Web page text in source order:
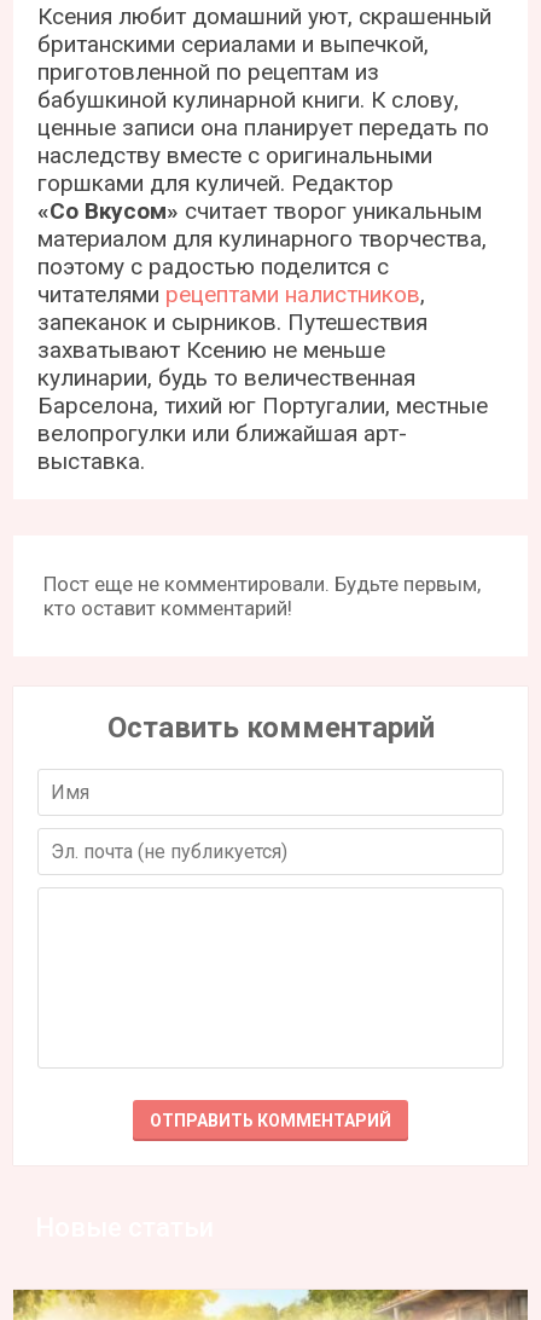
Ксения любит домашний уют, скрашенный
британскими сериалами и выпечкой,
приготовленной по рецептам из
бабушкиной кулинарной книги. К слову,
ценные записи она планирует передать по
наследству вместе с оригинальными
горшками для куличей. Редактор
«Со Вкусом» считает творог уникальным
материалом для кулинарного творчества,
поэтому с радостью поделится с
читателями рецептами налистников,
запеканок и сырников. Путешествия
захватывают Ксению не меньше
кулинарии, будь то величественная
Барселона, тихий юг Португалии, местные
велопрогулки или ближайшая арт-
выставка.
Пост еще не комментировали. Будьте первым,
кто оставит комментарий!
Оставить комментарий